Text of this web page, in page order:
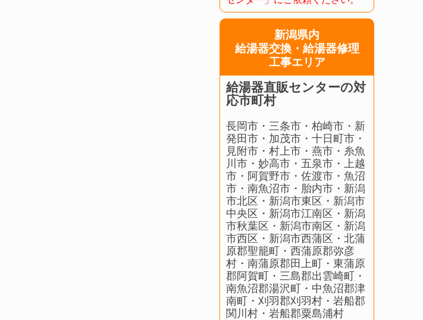
新潟県内
給湯器交換・給湯器修理
工事エリア
給湯器直販センターの対
応市町村
長岡市・三条市・柏崎市・新
発田市・加茂市・十日町市・
見附市・村上市・燕市・糸魚
川市・妙高市・五泉市・上越
市・阿賀野市・佐渡市・魚沼
市・南魚沼市・胎内市・新潟
市北区・新潟市東区・新潟市
中央区・新潟市江南区・新潟
市秋葉区・新潟市南区・新潟
市西区・新潟市西蒲区・北蒲
原郡聖籠町・西蒲原郡弥彦
村・南蒲原郡田上町・東蒲原
郡阿賀町・三島郡出雲崎町・
南魚沼郡湯沢町・中魚沼郡津
南町・刈羽郡刈羽村・岩船郡
関川村・岩船郡粟島浦村